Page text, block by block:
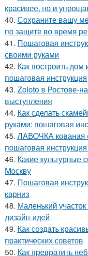
красивее, но и
40. Сохраните вашу
по защите во время
41. Пошаговая
своими руками
42. Как построить
пошаговая инструкция
43. Zoloto в Ростове-
выступления
44. Как сделать
руками: пошаговая
45. ЛАВОЧКА кованая
пошаговая
46. Какие культурные
Москву
47. Пошаговая
карниз
48. Маленький
дизайн-идей
49. Как создать
практических советов
50. Как превратить